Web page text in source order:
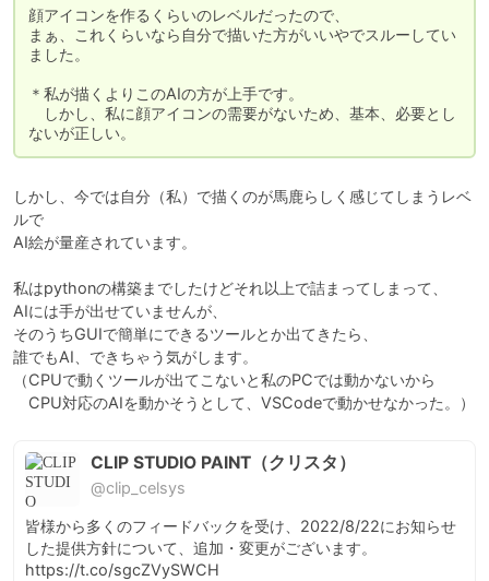
顔アイコンを作るくらいのレベルだったので、
まぁ、これくらいなら自分で描いた方がいいやでスルーしてい
ました。
＊私が描くよりこのAIの方が上手です。
しかし、私に顔アイコンの需要がないため、基本、必要とし
ないが正しい。
しかし、今では自分（私）で描くのが馬鹿らしく感じてしまうレベ
ルで
AI絵が量産されています。
私はpythonの構築までしたけどそれ以上で詰まってしまって、
AIには手が出せていませんが、
そのうちGUIで簡単にできるツールとか出てきたら、
誰でもAI、できちゃう気がします。
（CPUで動くツールが出てこないと私のPCでは動かないから
CPU対応のAIを動かそうとして、VSCodeで動かせなかった。）
CLIP STUDIO PAINT（クリスタ）
@clip_celsys
皆様から多くのフィードバックを受け、2022/8/22にお知らせ
した提供方針について、追加・変更がございます。
https://t.co/sgcZVySWCH